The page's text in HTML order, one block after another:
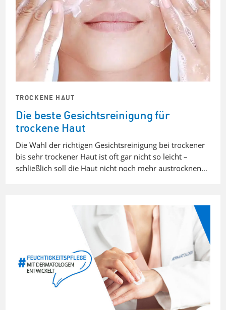
TROCKENE HAUT
Die beste Gesichtsreinigung für
trockene Haut
Die Wahl der richtigen Gesichtsreinigung bei trockener
bis sehr trockener Haut ist oft gar nicht so leicht –
schließlich soll die Haut nicht noch mehr austrocknen…